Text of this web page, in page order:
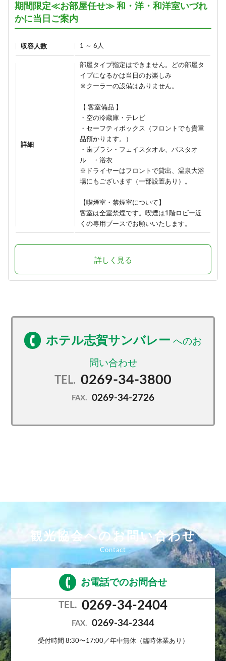
期間限定≪お部屋任せ≫ 和・洋・和洋室いづれ
かに当日ご案内
収容人数 1 ～ 6人
詳細
部屋タイプ指定はできません。どの部屋タ
イプになるかは当日のお楽しみ
※クーラーの設備はありません。
【 客室備品 】
・空の冷蔵庫・テレビ
・セーフティボックス（フロントでも貴重
品預かります。）
・歯ブラシ・フェイスタオル、バスタオ
ル ・浴衣
※ドライヤーはフロントで貸出、温泉大浴
場にもございます（一部設置あり）。
【喫煙室・禁煙室について】
客室は全室禁煙です。喫煙は1階ロビー近
くの専用ブースでお願いいたします。
詳しく見る
ホテル志賀サンバレー
TEL. 0269-34-3800
FAX. 0269-34-2726
観光協会へのお問い合わせ
お電話でのお問合せ
TEL. 0269-34-2404
FAX. 0269-34-2344
受付時間 8:30〜17:00／年中無休（臨時休業あり）